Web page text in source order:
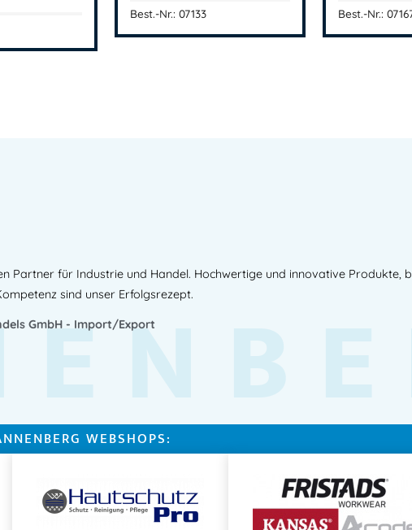
✔ 100 % Baumwolle
Ausstattung:
Verstärkte Seitentaschen
Einsatzbereiche
Industrie
Handwerk
Best.-Nr.: 07133 Best.-Nr.:
Partner für Industrie und Handel. Hochwertige und innovative Produkte,
sind unser Erfolgsrezept.
GmbH - Import/Export
WEBSHOPS: